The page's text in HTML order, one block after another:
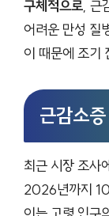
구체적으로, 근
어려운 만성 질
이 때문에 조기
근감소
최근 시장 조사
2026년까지